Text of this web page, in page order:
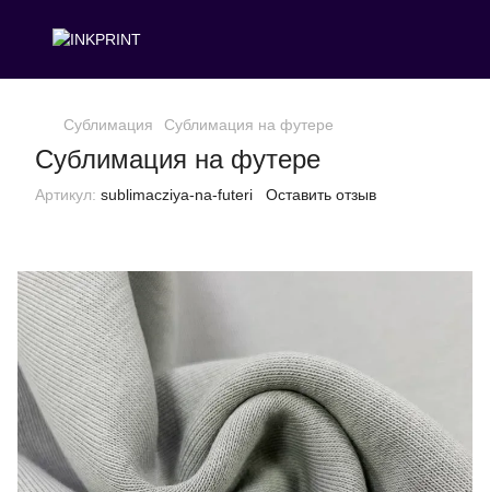
Сублимация Сублимация на футере
Сублимация на футере
Артикул: sublimacziya-na-futeri Оставить отзыв